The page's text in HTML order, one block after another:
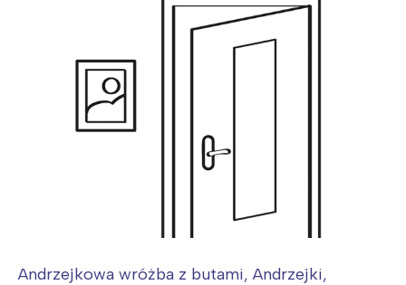
Andrzejkowa wróżba z butami, Andrzejki,